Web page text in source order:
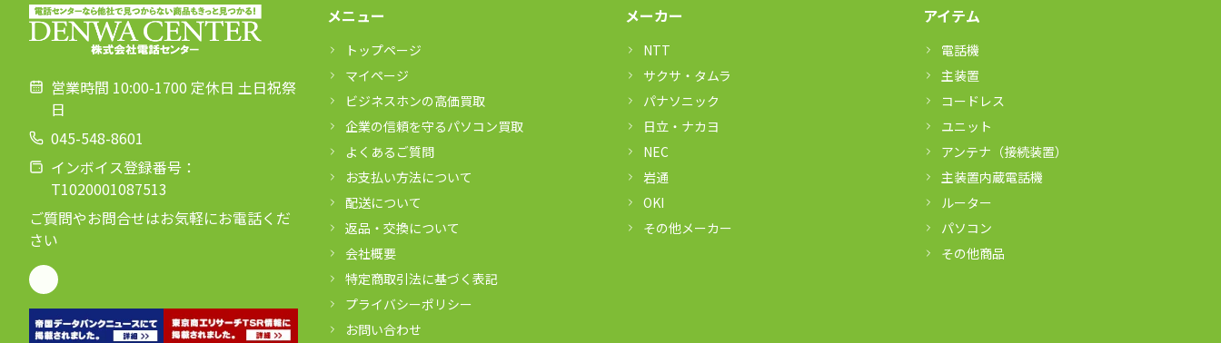
営業時間 10:00-1700 定休日 土日祝祭
日
045-548-8601
インボイス登録番号：
T1020001087513
ご質問やお問合せはお気軽にお電話くだ
さい
メニュー
トップページ
マイページ
ビジネスホンの高価買取
企業の信頼を守るパソコン買取
よくあるご質問
お支払い方法について
配送について
返品・交換について
会社概要
特定商取引法に基づく表記
プライバシーポリシー
お問い合わせ
メーカー
NTT
サクサ・タムラ
パナソニック
日立・ナカヨ
NEC
岩通
OKI
その他メーカー
アイテム
電話機
主装置
コードレス
ユニット
アンテナ（接続装置）
主装置内蔵電話機
ルーター
パソコン
その他商品